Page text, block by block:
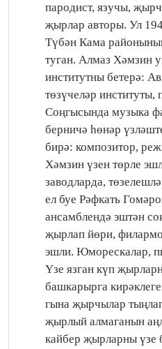
пародист, язучы,
җырлар авторы. Ул
Түбән Кама
туган. Алмаз Хәмзин
институтны бетерә:
төзүчеләр институты,
Соңгысында музыка
берничә һөнәр
бирә: композитор,
Хәмзин үзен төрле
заводларда,
ел буе Рәфкать
ансамблендә эштән
җырлап йөри,
эшли. Юморескалар,
Үзе язган күп
башкарырга
гына җырчылар
җырлый алмаганын
кайбер җырларны үзе